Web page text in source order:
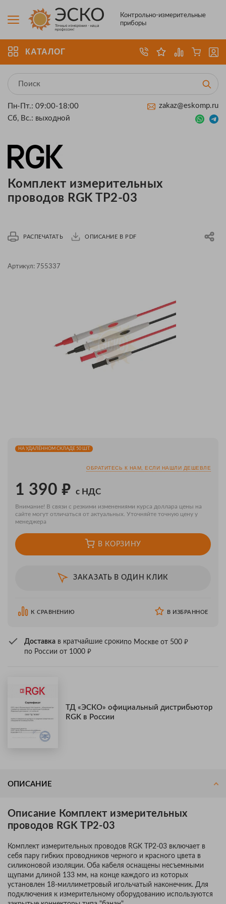
Контрольно-измерительные
приборы
КАТАЛОГ
Пн-Пт.: 09:00-18:00
Сб, Вс.: выходной
zakaz@eskomp.ru
Комплект измерительных
проводов RGK TP2-03
РАСПЕЧАТАТЬ ОПИСАНИЕ В PDF
Артикул: 755337
НА УДАЛЁННОМ СКЛАДЕ 50 ШТ.
ОБРАТИТЕСЬ К НАМ, ЕСЛИ НАШЛИ ДЕШЕВЛЕ
1 390 ₽ с НДС
Внимание! В связи с резкими изменениями курса доллара цены на
сайте могут отличаться от актуальных. Уточняйте точную цену у
менеджера
В КОРЗИНУ
ЗАКАЗАТЬ В ОДИН КЛИК
К СРАВНЕНИЮ В ИЗБРАННОЕ
Доставка в кратчайшие срокипо Москве от 500 ₽
по России от 1000 ₽
ТД «ЭСКО» официальный дистрибьютор
RGK в России
ОПИСАНИЕ
Описание Комплект измерительных
проводов RGK TP2-03
Комплект измерительных проводов RGK TP2-03 включает в
себя пару гибких проводников черного и красного цвета в
силиконовой изоляции. Оба кабеля оснащены несъемными
щупами длиной 133 мм, на конце каждого из которых
установлен 18-миллиметровый игольчатый наконечник. Для
подключения к измерительному оборудованию используются